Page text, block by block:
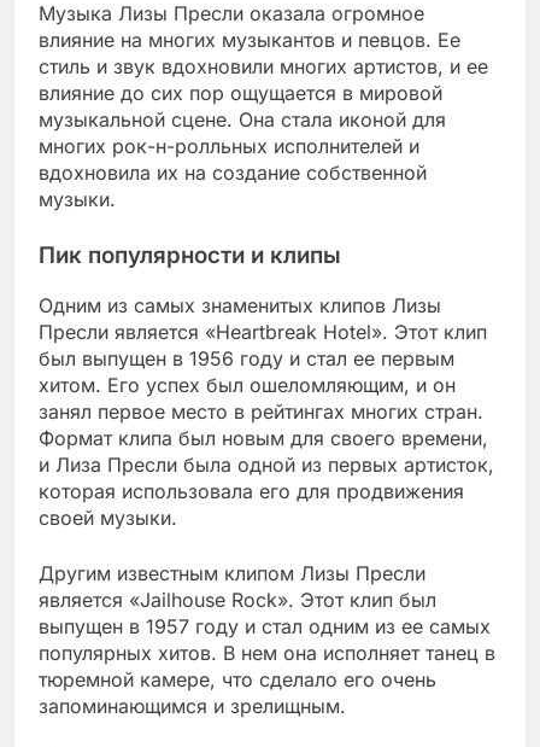
Музыка Лизы Пресли оказала огромное
влияние на многих музыкантов и певцов. Ее
стиль и звук вдохновили многих артистов, и ее
влияние до сих пор ощущается в мировой
музыкальной сцене. Она стала иконой для
многих рок-н-ролльных исполнителей и
вдохновила их на создание собственной
музыки.
Пик популярности и клипы
Одним из самых знаменитых клипов Лизы
Пресли является «Heartbreak Hotel». Этот клип
был выпущен в 1956 году и стал ее первым
хитом. Его успех был ошеломляющим, и он
занял первое место в рейтингах многих стран.
Формат клипа был новым для своего времени,
и Лиза Пресли была одной из первых артисток,
которая использовала его для продвижения
своей музыки.
Другим известным клипом Лизы Пресли
является «Jailhouse Rock». Этот клип был
выпущен в 1957 году и стал одним из ее самых
популярных хитов. В нем она исполняет танец в
тюремной камере, что сделало его очень
запоминающимся и зрелищным.